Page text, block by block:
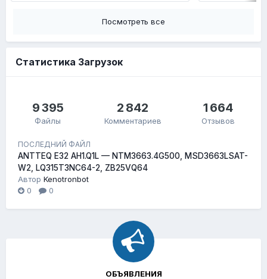
Посмотреть все
Статистика Загрузок
9 395
Файлы
2 842
Комментариев
1 664
Отзывов
ПОСЛЕДНИЙ ФАЙЛ
ANTTEQ E32 AH1.Q1L — NTM3663.4G500, MSD3663LSAT-
W2, LQ315T3NC64-2, ZB25VQ64
Автор Kenotronbot
0
0
ОБЪЯВЛЕНИЯ